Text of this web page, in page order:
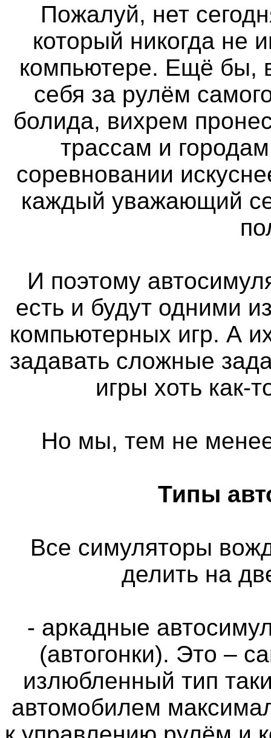
Пожалуй, нет
который никогда не
компьютере. Ещё бы,
себя за рулём
болида, вихрем
трассам и
соревновании
каждый уважающий
И поэтому
есть и будут одними
компьютерных игр. А
задавать сложные
игры хоть как-
Но мы, тем не
Типы
Все симуляторы
делить на
- аркадные
(автогонки). Это –
излюбленный тип
автомобилем